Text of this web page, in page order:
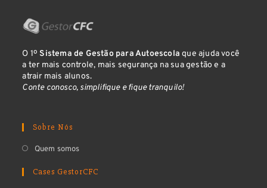
O 1º Sistema de Gestão para Autoescola que ajuda você
a ter mais controle, mais segurança na sua gestão e a
atrair mais alunos.
Conte conosco, simplifique e fique tranquilo!
Sobre Nós
Quem somos
Cases GestorCFC